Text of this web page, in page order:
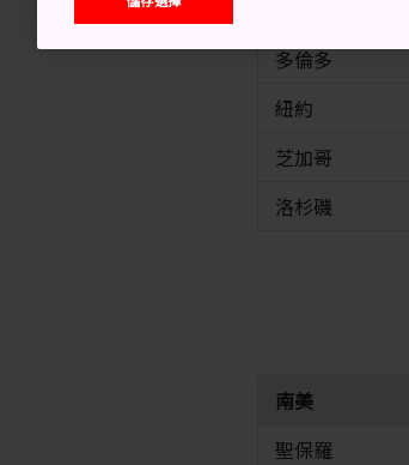
多倫多
紐約
芝加哥
洛杉磯
南美
聖保羅